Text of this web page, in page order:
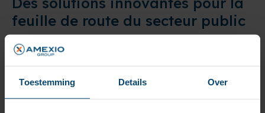
Toestemming Details Over
feuille de route du secteur public
Les organisations du secteur public doivent
moderniser leurs plateformes documentaires et de
AMEXIO accompagne cette évolution, notamment
grâce à :